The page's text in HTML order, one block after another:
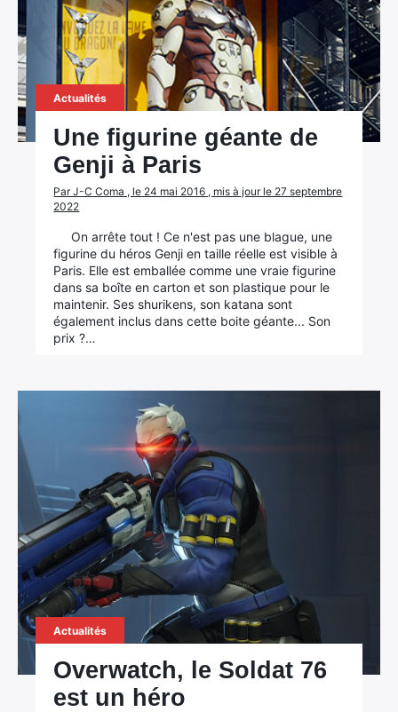
Actualités
Une figurine géante de
Genji à Paris
Par J-C Coma , le 24 mai 2016 , mis à jour le 27 septembre
2022
On arrête tout ! Ce n'est pas une blague, une
figurine du héros Genji en taille réelle est visible à
Paris. Elle est emballée comme une vraie figurine
dans sa boîte en carton et son plastique pour le
maintenir. Ses shurikens, son katana sont
également inclus dans cette boite géante... Son
prix ?…
Actualités
Overwatch, le Soldat 76
est un héro